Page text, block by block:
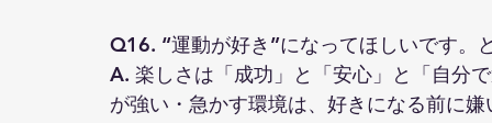
Q16. “運動が好き”になってほしいです。
A. 楽しさは「成功」と「安心」と「自分
が強い・急かす環境は、好きになる前に